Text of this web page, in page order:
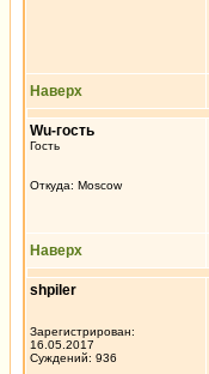
Наверх
Wu-гость
Гость
Откуда: Moscow
Наверх
shpiler
Зарегистрирован:
16.05.2017
Суждений: 936